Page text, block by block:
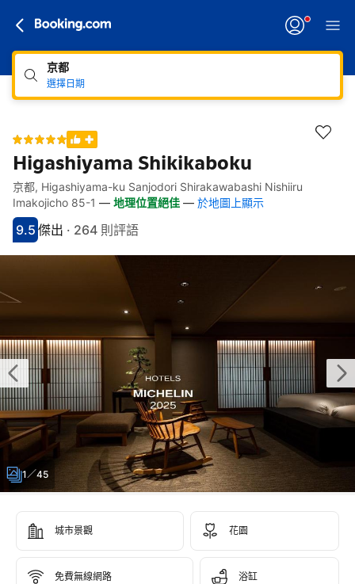
京都
選擇日期
Higashiyama Shikikaboku
快速連結
跳至住宿介紹
跳至熱門設施
跳至客房類型
跳至訂房政策
京都, Higashiyama-ku Sanjodori Shirakawabashi Nishiiru
Imakojicho 85-1 — 地理位置絕佳 — 於地圖上顯示
分數9.5分
9.5
評比傑出
傑出 · 264 則評語
1／45
城市景觀 花園
免費無線網路 浴缸